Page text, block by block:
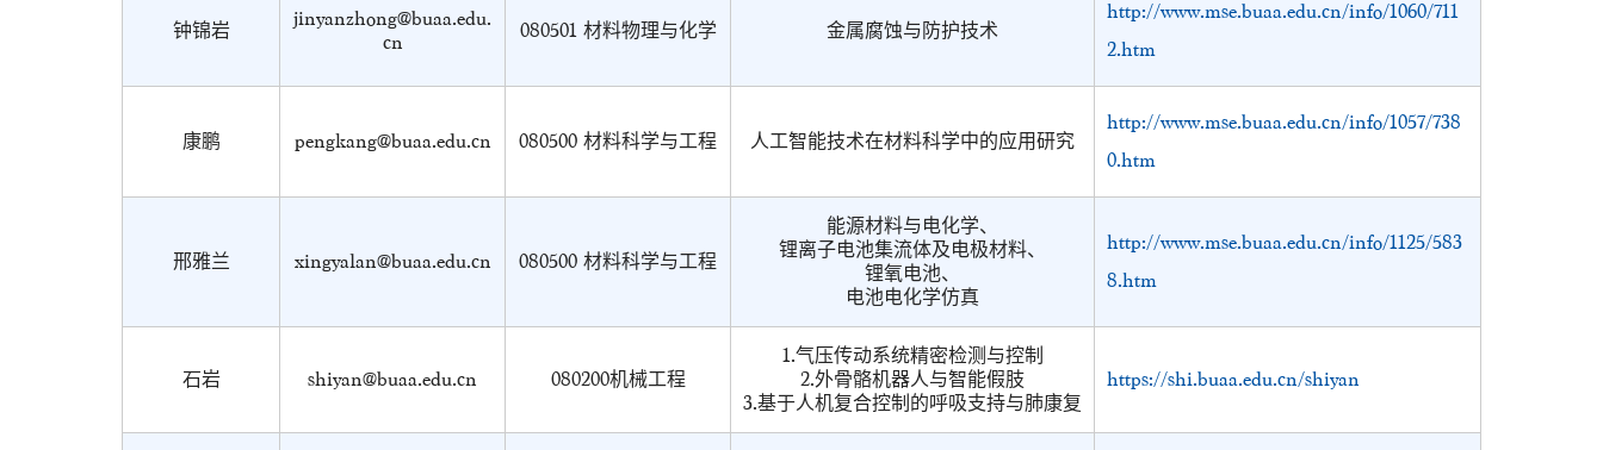
钟锦岩
jinyanzhong@buaa.edu.
cn
080501 材料物理与化学 金属腐蚀与防护技术
http://www.mse.buaa.edu.cn/info/1060/711
2.htm
康鹏 pengkang@buaa.edu.cn 080500 材料科学与工程 人工智能技术在材料科学中的应用研究
http://www.mse.buaa.edu.cn/info/1057/738
0.htm
邢雅兰 xingyalan@buaa.edu.cn 080500 材料科学与工程
能源材料与电化学、
锂离子电池集流体及电极材料、
锂氧电池、
电池电化学仿真
http://www.mse.buaa.edu.cn/info/1125/583
8.htm
石岩 shiyan@buaa.edu.cn 080200机械工程
1.气压传动系统精密检测与控制
2.外骨骼机器人与智能假肢
3.基于人机复合控制的呼吸支持与肺康复
https://shi.buaa.edu.cn/shiyan